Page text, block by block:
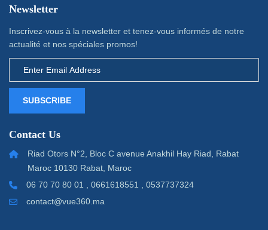
Newsletter
Inscrivez-vous à la newsletter et tenez-vous informés de notre
actualité et nos spéciales promos!
SUBSCRIBE
Contact Us
Riad Otors N°2, Bloc C avenue Anakhil Hay Riad, Rabat
Maroc 10130 Rabat, Maroc
06 70 70 80 01 , 0661618551 , 0537737324
contact@vue360.ma